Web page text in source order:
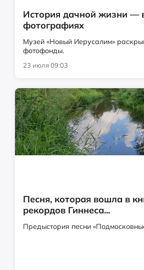
История дачной жизни —
фотографиях
Музей «Новый Иерусалим»
фотофонды.
23 июля 09:03
Песня, которая вошла в
рекордов Гиннеса...
Предыстория песни